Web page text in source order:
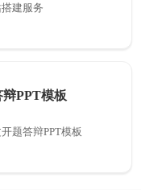
建服务
辩PPT模板
题答辩PPT模板